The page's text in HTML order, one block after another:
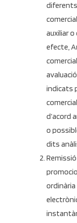
auxiliar
efecte,
indicats
d’acord
o
dits